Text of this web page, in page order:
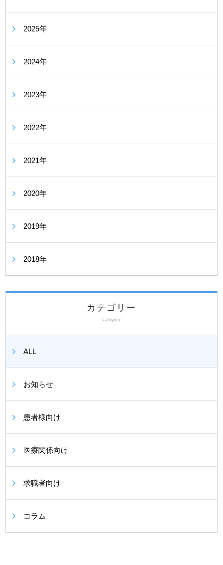
2025年
2024年
2023年
2022年
2021年
2020年
2019年
2018年
カテゴリー
category
ALL
お知らせ
患者様向け
医療関係向け
求職者向け
コラム